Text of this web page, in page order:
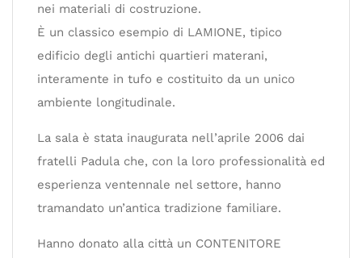
nei materiali di costruzione.
È un classico esempio di LAMIONE, tipico
edificio degli antichi quartieri materani,
interamente in tufo e costituito da un unico
ambiente longitudinale.
La sala è stata inaugurata nell’aprile 2006 dai
fratelli Padula che, con la loro professionalità ed
esperienza ventennale nel settore, hanno
tramandato un’antica tradizione familiare.
Hanno donato alla città un CONTENITORE